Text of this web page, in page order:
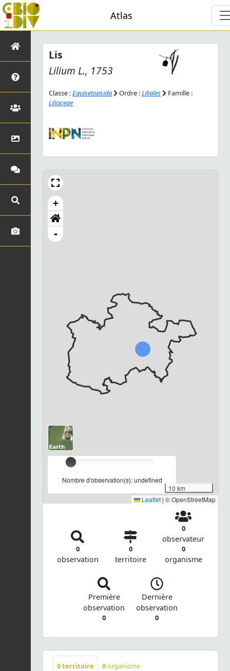
Atlas
Lis
Lilium L., 1753
Classe :Equisetopsida Ordre :Liliales
Famille :
Liliaceae
Chargement...
+
-
Nombre d'observation(s): undefined
10 km
Leaflet | © OpenStreetMap
0
observation
0
territoire
0
observateur
0
organisme
Première
observation
0
Dernière
observation
0
0territoire 0organisme